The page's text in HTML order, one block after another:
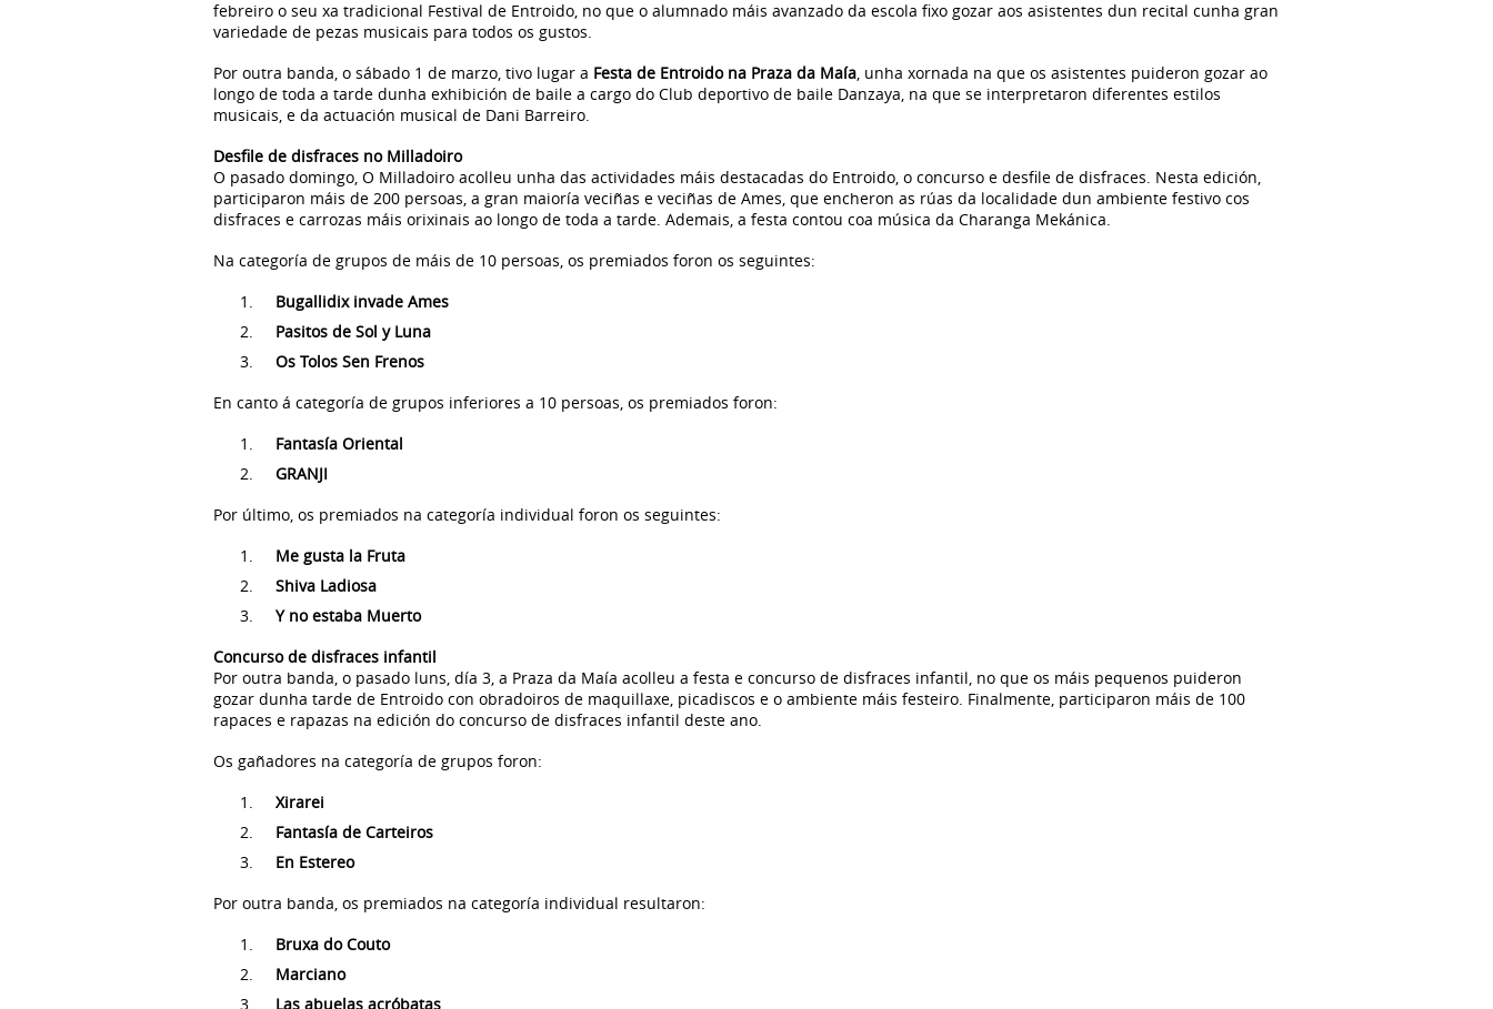
febreiro o seu xa tradicional Festival de Entroido, no que o alumnado máis avanzado da escola fixo gozar aos asistentes dun recital cunha gran
variedade de pezas musicais para todos os gustos.
Por outra banda, o sábado 1 de marzo, tivo lugar a Festa de Entroido na Praza da Maía, unha xornada na que os asistentes puideron gozar ao
longo de toda a tarde dunha exhibición de baile a cargo do Club deportivo de baile Danzaya, na que se interpretaron diferentes estilos
musicais, e da actuación musical de Dani Barreiro.
Desfile de disfraces no Milladoiro
O pasado domingo, O Milladoiro acolleu unha das actividades máis destacadas do Entroido, o concurso e desfile de disfraces. Nesta edición,
participaron máis de 200 persoas, a gran maioría veciñas e veciñas de Ames, que encheron as rúas da localidade dun ambiente festivo cos
disfraces e carrozas máis orixinais ao longo de toda a tarde. Ademais, a festa contou coa música da Charanga Mekánica.
Na categoría de grupos de máis de 10 persoas, os premiados foron os seguintes:
Bugallidix invade Ames
Pasitos de Sol y Luna
Os Tolos Sen Frenos
En canto á categoría de grupos inferiores a 10 persoas, os premiados foron:
Fantasía Oriental
GRANJI
Por último, os premiados na categoría individual foron os seguintes:
Me gusta la Fruta
Shiva Ladiosa
Y no estaba Muerto
Concurso de disfraces infantil
Por outra banda, o pasado luns, día 3, a Praza da Maía acolleu a festa e concurso de disfraces infantil, no que os máis pequenos puideron
gozar dunha tarde de Entroido con obradoiros de maquillaxe, picadiscos e o ambiente máis festeiro. Finalmente, participaron máis de 100
rapaces e rapazas na edición do concurso de disfraces infantil deste ano.
Os gañadores na categoría de grupos foron:
Xirarei
Fantasía de Carteiros
En Estereo
Por outra banda, os premiados na categoría individual resultaron:
Bruxa do Couto
Marciano
Las abuelas acróbatas